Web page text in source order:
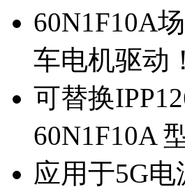
60N1F10A
车电机驱动！
可替换
60N1F10A
应用于5G